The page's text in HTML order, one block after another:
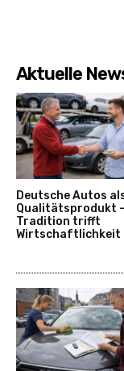
Aktuelle
Deutsche Autos
Qualitätsprodukt –
Tradition trifft
Wirtschaftlichkeit